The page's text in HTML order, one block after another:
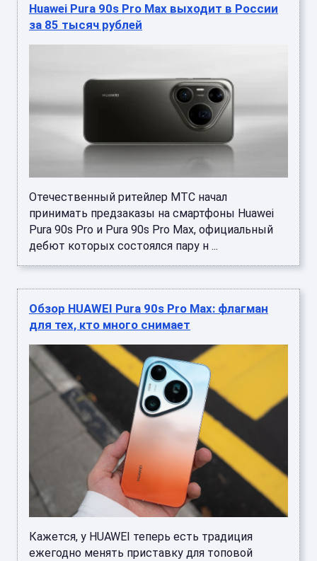
Huawei Pura 90s Pro Max выходит в России
за 85 тысяч рублей
Отечественный ритейлер МТС начал
принимать предзаказы на смартфоны Huawei
Pura 90s Pro и Pura 90s Pro Max, официальный
дебют которых состоялся пару н ...
Обзор HUAWEI Pura 90s Pro Max: флагман
для тех, кто много снимает
Кажется, у HUAWEI теперь есть традиция
ежегодно менять приставку для топовой